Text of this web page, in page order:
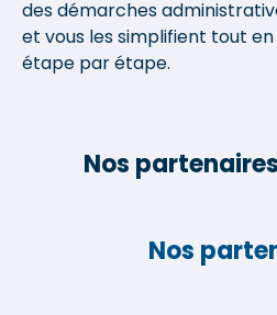
des démarches
et vous les simplifient tout
étape par étape.
Nos
Nos